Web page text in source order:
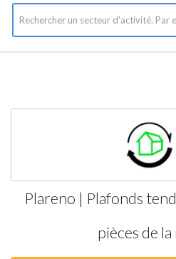
Plareno | Plafonds
pièces de